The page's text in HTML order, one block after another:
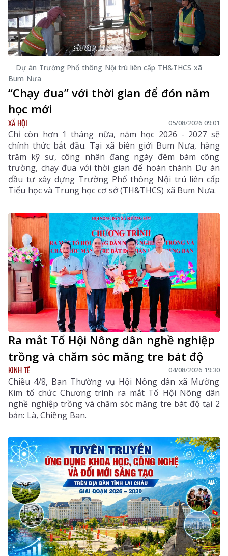
─ Dự án Trường Phổ thông Nội trú liên cấp TH&THCS xã
Bum Nưa ─
“Chạy đua” với thời gian để đón năm
học mới
XÃ HỘI 05/08/2026 09:01
Chỉ còn hơn 1 tháng nữa, năm học 2026 - 2027 sẽ
chính thức bắt đầu. Tại xã biên giới Bum Nưa, hàng
trăm kỹ sư, công nhân đang ngày đêm bám công
trường, chạy đua với thời gian để hoàn thành Dự án
đầu tư xây dựng Trường Phổ thông Nội trú liên cấp
Tiểu học và Trung học cơ sở (TH&THCS) xã Bum Nưa.
Ra mắt Tổ Hội Nông dân nghề nghiệp
trồng và chăm sóc măng tre bát độ
KINH TẾ 04/08/2026 19:30
Chiều 4/8, Ban Thường vụ Hội Nông dân xã Mường
Kim tổ chức Chương trình ra mắt Tổ Hội Nông dân
nghề nghiệp trồng và chăm sóc măng tre bát độ tại 2
bản: Là, Chiềng Ban.